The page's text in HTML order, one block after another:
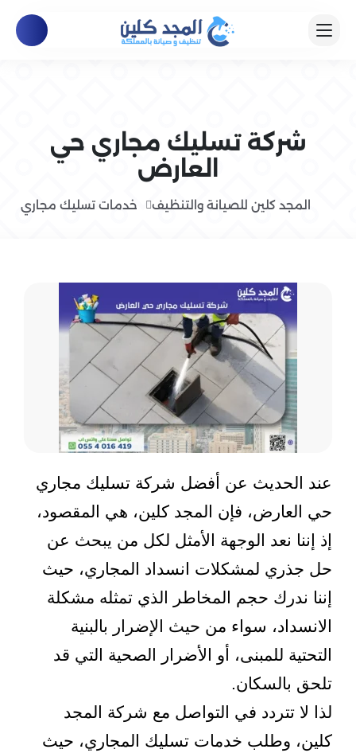
شركة تسليك مجاري حي
العارض
المجد كلين للصيانة والتنظيف خدمات تسليك مجاري
عند الحديث عن أفضل شركة تسليك مجاري
حي العارض، فإن المجد كلين، هي المقصود،
إذ إننا نعد الوجهة الأمثل لكل من يبحث عن
حل جذري لمشكلات انسداد المجاري، حيث
إننا ندرك حجم المخاطر الذي تمثله مشكلة
الانسداد، سواء من حيث الإضرار بالبنية
التحتية للمبنى، أو الأضرار الصحية التي قد
تلحق بالسكان.
لذا لا تتردد في التواصل مع شركة المجد
كلين، وطلب خدمات تسليك المجاري، حيث